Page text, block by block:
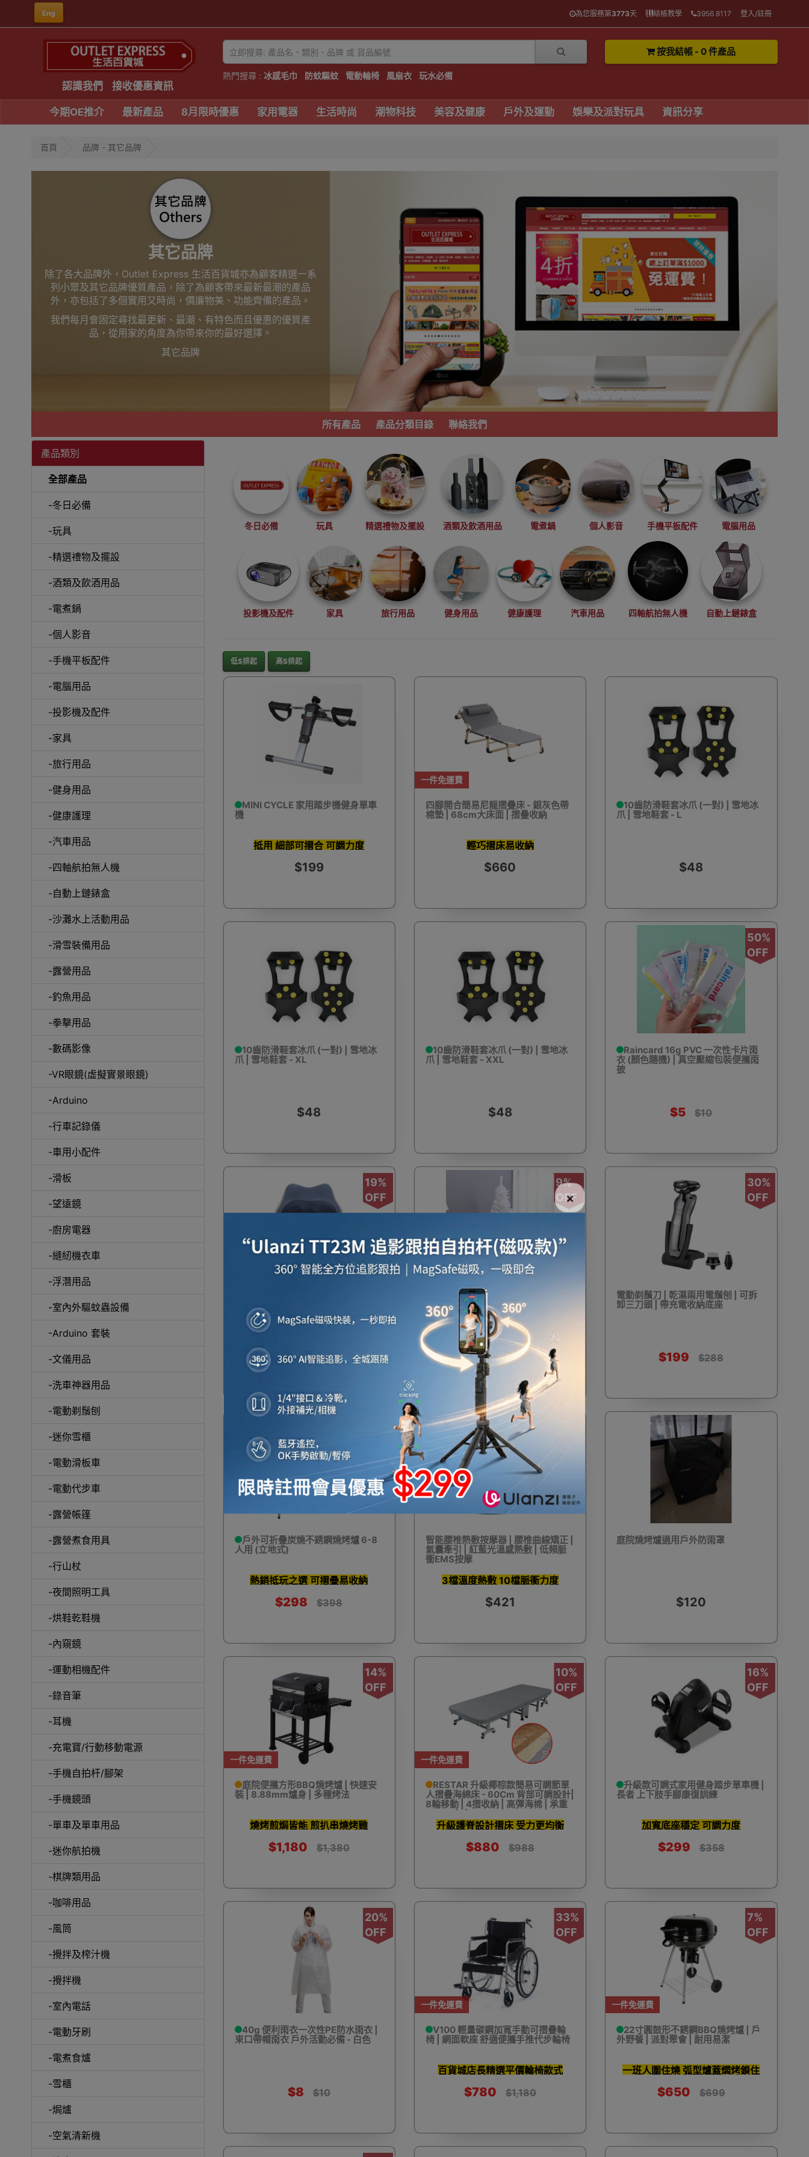
Eng 為您服務第3773天 結帳教學 3956 8117 登入/註冊
認識我們 接收優惠資訊
熱門搜尋 : 冰感毛巾 防蚊驅蚊 電動輪椅 風扇衣 玩水必備
按我結帳 - 0 件產品
今期OE推介 最新產品 8月限時優惠 家用電器 生活時尚 潮物科技 美容及健康 戶外及運動 娛樂及派對玩具 資訊分享
首頁 品牌 - 其它品牌
其它品牌
除了各大品牌外，Outlet Express 生活百貨城亦為顧客精選一系
列小眾及其它品牌優質產品，除了為顧客帶來最新最潮的產品
外，亦包括了多個實用又時尚，價廉物美、功能齊備的產品。
我們每月會固定尋找最更新、最潮、有特色而且優惠的優質產
品，從用家的角度為你帶來你的最好選擇。
其它品牌
所有產品 產品分類目錄 聯絡我們
產品類別
全部產品
-冬日必備
-玩具
-精選禮物及擺設
-酒類及飲酒用品
-電煮鍋
-個人影音
-手機平板配件
-電腦用品
-投影機及配件
-家具
-旅行用品
-健身用品
-健康護理
-汽車用品
-四軸航拍無人機
-自動上鏈錶盒
-沙灘水上活動用品
-滑雪裝備用品
-露營用品
-釣魚用品
-拳擊用品
-數碼影像
-VR眼鏡(虛擬實景眼鏡)
-Arduino
-行車記錄儀
-車用小配件
-滑板
-望遠鏡
-廚房電器
-縫紉機衣車
-浮潛用品
-室內外驅蚊蟲設備
-Arduino 套裝
-文儀用品
-洗車神器用品
-電動剃鬚刨
-迷你雪櫃
-電動滑板車
-電動代步車
-露營帳篷
-露營煮食用具
-行山杖
-夜間照明工具
-烘鞋乾鞋機
-內窺鏡
-運動相機配件
-錄音筆
-耳機
-充電寶/行動移動電源
-手機自拍杆/腳架
-手機鏡頭
-單車及單車用品
-迷你航拍機
-棋牌類用品
-咖啡用品
-風筒
-攪拌及榨汁機
-攪拌機
-室內電話
-電動牙刷
-電煮食爐
-雪櫃
-焗爐
-空氣清新機
冬日必備 玩具 精選禮物及擺設 酒類及飲酒用品 電煮鍋 個人影音 手機平板配件 電腦用品
投影機及配件 家具 旅行用品 健身用品 健康護理 汽車用品 四軸航拍無人機 自動上鏈錶盒
沙灘水上活動用品
車用小配件 滑板
室內外驅蚊蟲設備 洗車神器用品 電動滑板車
露營帳篷 露營煮食用具 夜間照明工具 烘鞋乾鞋機 運動相機配件
耳機 充電寶/行動移動電源 手機自拍杆/腳架 手機鏡頭 單車及單車用品 迷你航拍機 棋牌類用品
導入導出機
蒸氣焗爐 抽濕機 美髮造型 剪髮器
即影即有相機 電子鐘
自動吸塵機械人 太陽能充電 測量儀器 智能手錶手環及配件 聖誕樹 電熱衣著
拳套
浴桶 對講機 防水鞋套 肌肉按摩槍 搬運工具 迷你風扇 按摩用品 翻譯機
懶人梳化/榻榻米梳化 防盜背包 3D打印 永生花 皮具及鞋具護理
UV消毒機 OSMO POCKET 配件 防狼器 個人警報器 口罩 RFID卡套 VR眼鏡(一體式) VR眼鏡(手機用)
護目鏡 除塵蟎機 電池產品 雙筒望遠鏡 單筒望遠鏡 電動單車 工程手套 求生用品
手錶收納盒 大聲公 食物包裝機 衣車配件
拉力繩/阻力帶 掌上壓支架 瑜伽用品 電燒烤爐 電熱飯盒
低$排起 高$排起
MINI CYCLE 家用踏步機健身單車
機
抵用 細部可摺合 可調力度
$199
一件免運費
四腳開合簡易尼龍摺疊床 - 銀灰色帶
棉墊 | 68cm大床面 | 摺疊收納
輕巧摺床易收納
$660
10齒防滑鞋套冰爪 (一對) | 雪地冰
爪 | 雪地鞋套 - L
$48
10齒防滑鞋套冰爪 (一對) | 雪地冰
爪 | 雪地鞋套 - XL
$48
10齒防滑鞋套冰爪 (一對) | 雪地冰
爪 | 雪地鞋套 - XXL
$48
50%
OFF
Raincard 16g PVC 一次性卡片雨
衣 (顏色隨機) | 真空壓縮包裝便攜雨
披
$5 $10
19%
OFF
8D立體環繞揉捏 靠背角度六檔調
$699 $867
一件免運費
9%
OFF
120cm 白色仿真組合式聖誕樹 | 連
燈泡及白絨雪裙 |包快遞送上門
白絨雪裙聖誕樹 還原雪地浪漫
$296 $328
30%
OFF
電動剃鬚刀 | 乾濕兩用電鬚刨 | 可拆
卸三刀頭 | 帶充電收納底座
$199 $288
戶外可折疊炭燒不銹鋼燒烤爐 6-8
人用 (立地式)
熱銷抵玩之選 可摺疊易收納
$298 $398
智能腰椎熱敷按摩器 | 腰椎曲線矯正 |
氣囊牽引 | 紅藍光溫感熱敷 | 低頻脈
衝EMS按摩
3檔溫度熱敷 10檔脈衝力度
$421
庭院燒烤爐適用戶外防雨罩
$120
一件免運費
14%
OFF
庭院便攜方形BBQ燒烤爐 | 快速安
裝 | 8.88mm爐身 | 多種烤法
燒烤煎焗皆能 煎扒串燒烤雞
$1,180 $1,380
一件免運費
10%
OFF
RESTAR 升級椰棕款簡易可調節單
人摺疊海綿床 - 60Cm 背部可調設計|
8輪移動 | 4摺收納 | 高彈海棉 | 承重
150kg左右
升級護脊設計摺床 受力更均衡
$880 $988
16%
OFF
升級款可調式家用健身踏步單車機 |
長者 上下肢手腳康復訓練
加寬底座穩定 可調力度
$299 $358
20%
OFF
40g 便利雨衣一次性PE防水雨衣 |
束口帶帽雨衣 戶外活動必備 - 白色
$8 $10
一件免運費
33%
OFF
V100 輕量碳鋼加寬手動可摺疊輪
椅 | 網面軟座 舒適便攜手推代步輪椅
百貨城店長精選平價輪椅款式
$780 $1,180
一件免運費
7%
OFF
22寸圓鼓形不銹鋼BBQ燒烤爐 | 戶
外野餐 | 派對聚會 | 耐用易潔
一班人圍住燒 弧型爐蓋燜烤鎖住
$650 $699
×